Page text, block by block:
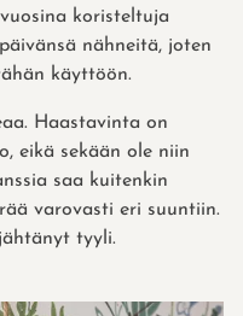
koristeltuja
nähneitä, joten
käyttöön.
Haastavinta on
eikä sekään ole niin
saa kuitenkin
varovasti eri suuntiin.
tyyli.